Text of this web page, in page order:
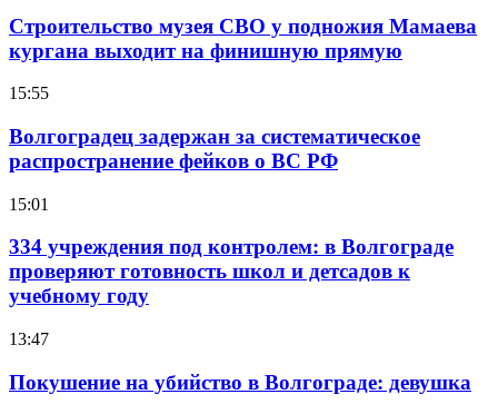
Строительство музея СВО у подножия Мамаева
кургана выходит на финишную прямую
15:55
Волгоградец задержан за систематическое
распространение фейков о ВС РФ
15:01
334 учреждения под контролем: в Волгограде
проверяют готовность школ и детсадов к
учебному году
13:47
Покушение на убийство в Волгограде: девушка